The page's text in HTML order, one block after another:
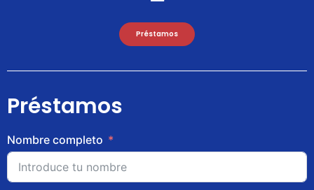
Préstamos
Préstamos
Nombre completo